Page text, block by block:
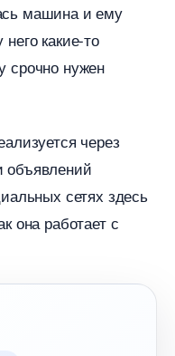
машина и ему
какие-то
срочно нужен
через
объявлений
сетях здесь
она работает с